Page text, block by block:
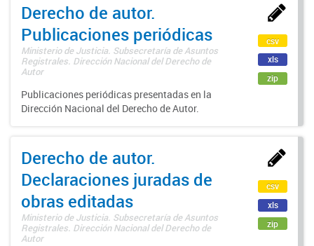
Derecho de autor.
Publicaciones periódicas
Ministerio de Justicia. Subsecretaría de Asuntos
Registrales. Dirección Nacional del Derecho de
Autor
Publicaciones periódicas presentadas en la
Dirección Nacional del Derecho de Autor.
csv
xls
zip
Derecho de autor.
Declaraciones juradas de
obras editadas
Ministerio de Justicia. Subsecretaría de Asuntos
Registrales. Dirección Nacional del Derecho de
Autor
csv
xls
zip